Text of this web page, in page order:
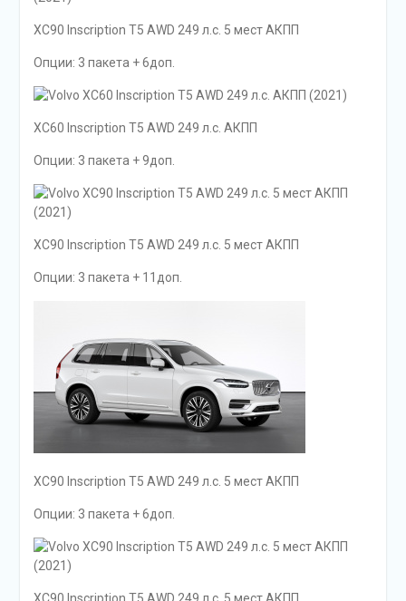
XC90 Inscription T5 AWD 249 л.с. 5 мест АКПП
Опции: 3 пакета + 6доп.
XC60 Inscription T5 AWD 249 л.с. АКПП
Опции: 3 пакета + 9доп.
XC90 Inscription T5 AWD 249 л.с. 5 мест АКПП
Опции: 3 пакета + 11доп.
XC90 Inscription T5 AWD 249 л.с. 5 мест АКПП
Опции: 3 пакета + 6доп.